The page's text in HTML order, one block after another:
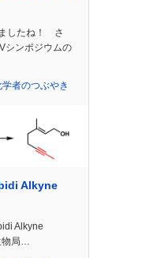
したね！ さ
シンポジウムの
学者のつぶやき
Alkyne
Alkyne
物局…